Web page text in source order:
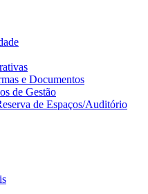
e Documentos
de Gestão
de Espaços/Auditório